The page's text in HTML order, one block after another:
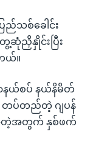
ည်သစ်ခေါင်း
ဆုံညှိနှိုင်းပြီး
ယ်။
ာနယ်စပ် နယ်နိမိတ်
တပ်တည်တဲ့ ဂျပန်
ာတဲ့အတွက် နှစ်ဖက်